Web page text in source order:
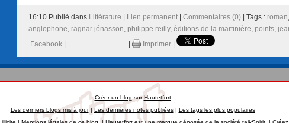
16:10 Publié dans Littérature Lien permanent Commentaires (0) | Tags : roman,
anglophone, ragnar jónasson, philippe reilly, éditions de la martinière, points,
Facebook
Imprimer
Créer un blog surHautetfort
Les derniers blogs mis à jour|Les dernières notes publiées| Les tags les plus populaires